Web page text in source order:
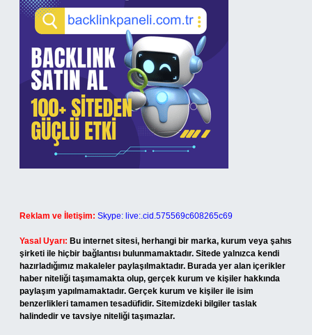
Reklam ve İletişim: Skype: live:.cid.575569c608265c69
Yasal Uyarı: Bu internet sitesi, herhangi bir marka, kurum veya şahıs
şirketi ile hiçbir bağlantısı bulunmamaktadır. Sitede yalnızca kendi
hazırladığımız makaleler paylaşılmaktadır. Burada yer alan içerikler
haber niteliği taşımamakta olup, gerçek kurum ve kişiler hakkında
paylaşım yapılmamaktadır. Gerçek kurum ve kişiler ile isim
benzerlikleri tamamen tesadüfidir. Sitemizdeki bilgiler taslak
halindedir ve tavsiye niteliği taşımazlar.